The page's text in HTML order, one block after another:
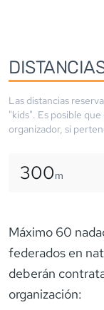
Las distancias
"kids". Es posible
organizador, si
300m
Máximo 60
federados en
deberán
organización: